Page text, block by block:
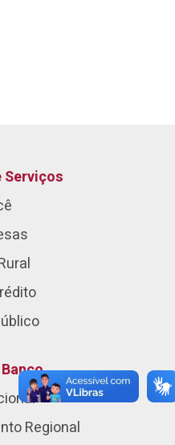
Serviços
Regional